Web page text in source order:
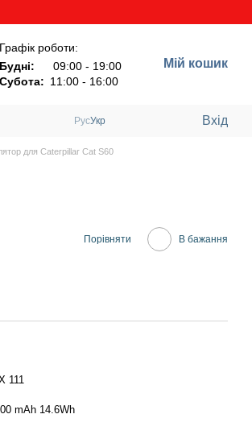
Графік роботи:
Будні:
09:00 - 19:00
Субота: 11:00 - 16:00
Мій кошик
РусУкр Вхід
для Caterpillar Cat S60
Порівняти В бажання
111
mAh 14.6Wh